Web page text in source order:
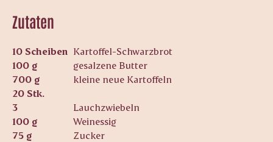
Zutaten
10 Scheiben Kartoffel-Schwarzbrot
100 g
gesalzene Butter
700 g
kleine neue Kartoffeln
20 Stk.
3
Lauchzwiebeln
100 g
Weinessig
75 g
Zucker